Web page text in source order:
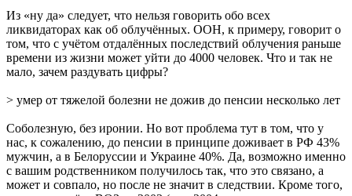
Из «ну да» следует, что нельзя говорить обо всех
ликвидаторах как об облучённых. ООН, к примеру, говорит о
том, что с учётом отдалённых последствий облучения раньше
времени из жизни может уйти до 4000 человек. Что и так не
мало, зачем раздувать цифры?
> умер от тяжелой болезни не дожив до пенсии несколько лет
Соболезную, без иронии. Но вот проблема тут в том, что у
нас, к сожалению, до пенсии в принципе доживает в РФ 43%
мужчин, а в Белоруссии и Украине 40%. Да, возможно именно
с вашим родственником получилось так, что это связано, а
может и совпало, но после не значит в следствии. Кроме того,